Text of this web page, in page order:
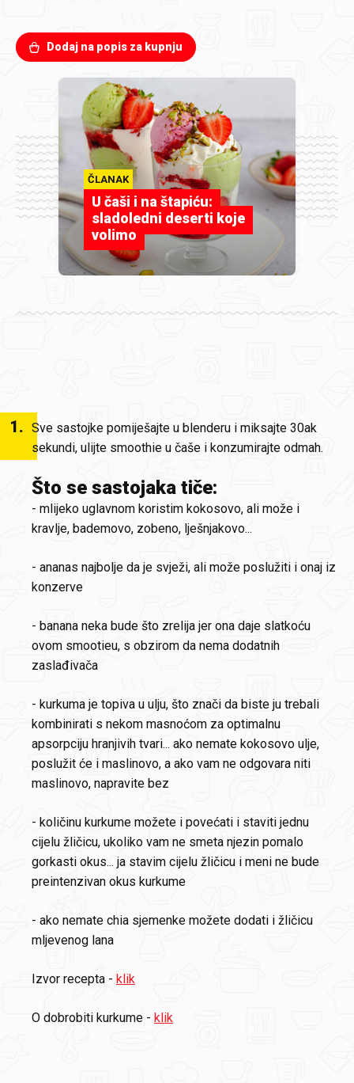
Dodaj na popis za kupnju
ČLANAK
U čaši i na štapiću:
sladoledni deserti koje
volimo
1. Sve sastojke pomiješajte u blenderu i miksajte 30ak
sekundi, ulijte smoothie u čaše i konzumirajte odmah.
Što se sastojaka tiče:
- mlijeko uglavnom koristim kokosovo, ali može i
kravlje, bademovo, zobeno, lješnjakovo...
- ananas najbolje da je svježi, ali može poslužiti i onaj iz
konzerve
- banana neka bude što zrelija jer ona daje slatkoću
ovom smootieu, s obzirom da nema dodatnih
zaslađivača
- kurkuma je topiva u ulju, što znači da biste ju trebali
kombinirati s nekom masnoćom za optimalnu
apsorpciju hranjivih tvari... ako nemate kokosovo ulje,
poslužit će i maslinovo, a ako vam ne odgovara niti
maslinovo, napravite bez
- količinu kurkume možete i povećati i staviti jednu
cijelu žličicu, ukoliko vam ne smeta njezin pomalo
gorkasti okus... ja stavim cijelu žličicu i meni ne bude
preintenzivan okus kurkume
- ako nemate chia sjemenke možete dodati i žličicu
mljevenog lana
Izvor recepta - klik
O dobrobiti kurkume - klik